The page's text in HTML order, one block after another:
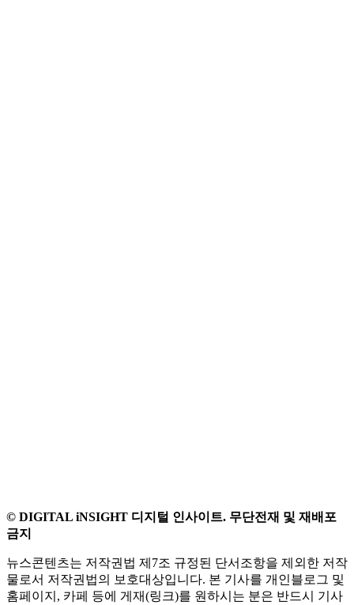
© DIGITAL iNSIGHT 디지털 인사이트. 무단전재 및 재배포
금지
뉴스콘텐츠는 저작권법 제7조 규정된 단서조항을 제외한 저작
물로서 저작권법의 보호대상입니다. 본 기사를 개인블로그 및
홈페이지, 카페 등에 게재(링크)를 원하시는 분은 반드시 기사